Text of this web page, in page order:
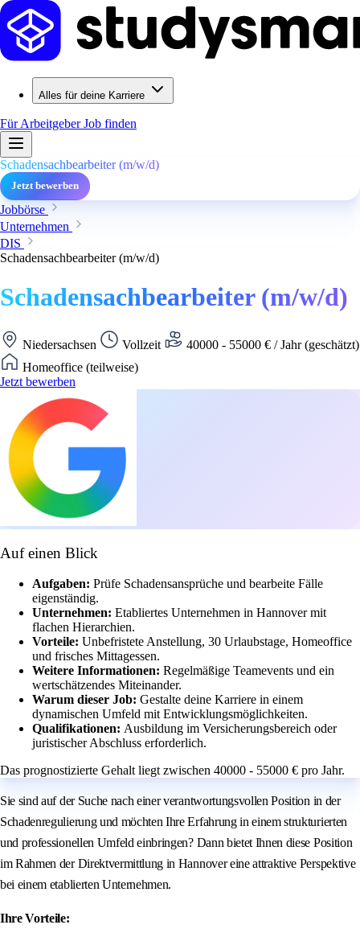
Alles für deine Karriere
Für ArbeitgeberJob finden
Schadensachbearbeiter (m/w/d)
Jetzt bewerben
Jobbörse
Unternehmen
DIS
Schadensachbearbeiter (m/w/d)
Schadensachbearbeiter (m/w/d)
Niedersachsen Vollzeit
40000 - 55000 € / Jahr (geschätzt)
Homeoffice (teilweise)
Jetzt bewerben
Auf einen Blick
Aufgaben: Prüfe Schadensansprüche und bearbeite Fälle
eigenständig.
Unternehmen: Etabliertes Unternehmen in Hannover mit
flachen Hierarchien.
Vorteile: Unbefristete Anstellung, 30 Urlaubstage, Homeoffice
und frisches Mittagessen.
Weitere Informationen: Regelmäßige Teamevents und ein
wertschätzendes Miteinander.
Warum dieser Job: Gestalte deine Karriere in einem
dynamischen Umfeld mit Entwicklungsmöglichkeiten.
Qualifikationen: Ausbildung im Versicherungsbereich oder
juristischer Abschluss erforderlich.
Das prognostizierte Gehalt liegt zwischen 40000 - 55000 € pro Jahr.
Sie sind auf der Suche nach einer verantwortungsvollen Position in der
Schadenregulierung und möchten Ihre Erfahrung in einem strukturierten
und professionellen Umfeld einbringen? Dann bietet Ihnen diese Position
im Rahmen der Direktvermittlung in Hannover eine attraktive Perspektive
bei einem etablierten Unternehmen.
Ihre Vorteile: